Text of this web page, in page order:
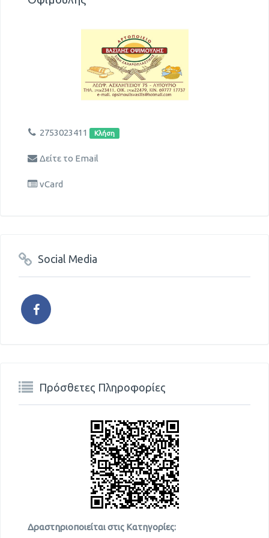
2753023411 Κλήση
Δείτε το Email
vCard
Social Media
Πρόσθετες Πληροφορίες
Δραστηριοποιείται στις Κατηγορίες: